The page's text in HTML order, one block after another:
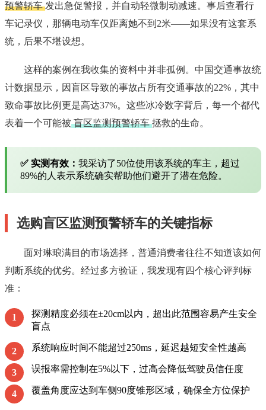
预警轿车 发出急促警报，并自动轻微制动减速。事后查看行
车记录仪，那辆电动车仅距离她不到2米——如果没有这套系
统，后果不堪设想。
这样的案例在我收集的资料中并非孤例。中国交通事故统
计数据显示，因盲区导致的事故占所有交通事故的22%，其中
致命事故比例更是高达37%。这些冰冷数字背后，每一个都代
表着一个可能被 盲区监测预警轿车 拯救的生命。
✅ 实测有效： 我采访了50位使用该系统的车主，超过
89%的人表示系统确实帮助他们避开了潜在危险。
选购盲区监测预警轿车的关键指标
面对琳琅满目的市场选择，普通消费者往往不知道该如何
判断系统的优劣。经过多方验证，我发现有四个核心评判标
准：
1
探测精度必须在±20cm以内，超出此范围容易产生安全
盲点
2 系统响应时间不能超过250ms，延迟越短安全性越高
3 误报率需控制在5%以下，过高会降低驾驶员信任度
4 覆盖角度应达到车侧90度锥形区域，确保全方位保护